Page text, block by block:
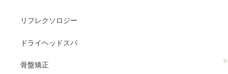
リフレクソロジー
ドライヘッドスパ
骨盤矯正